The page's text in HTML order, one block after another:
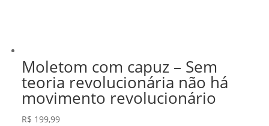
Moletom com capuz – Sem
teoria revolucionária não há
movimento revolucionário
R$ 199,99